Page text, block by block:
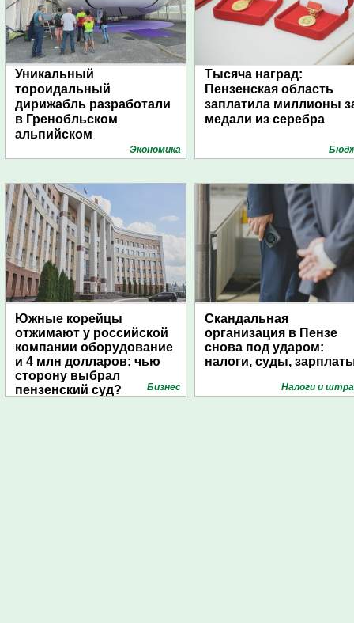
Уникальный
тороидальный
дирижабль разработали
в Гренобльском
альпийском
Экономика
Тысяча наград:
Пензенская область
заплатила миллионы
медали из серебра
Южные корейцы
отжимают у российской
компании оборудование
и 4 млн долларов: чью
сторону выбрал
пензенский суд?
Бизнес
Скандальная
организация в Пензе
снова под ударом:
налоги, суды,
Налоги и